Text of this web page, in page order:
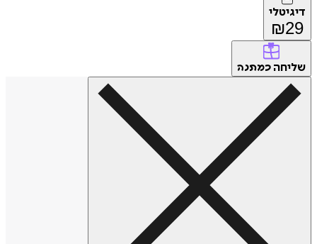
דיגיטלי
₪29
שליחה כמתנה